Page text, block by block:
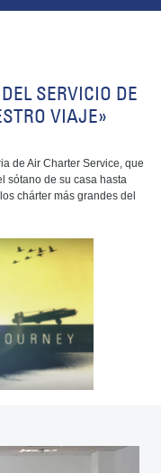
SERVICIO DE
VIAJE»
de Air Charter Service, que
sótano de su casa hasta
chárter más grandes del